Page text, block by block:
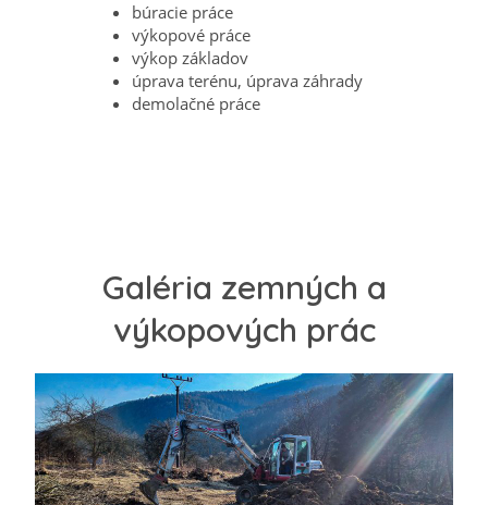
búracie práce
výkopové práce
výkop základov
úprava terénu, úprava záhrady
demolačné práce
Galéria zemných a
výkopových prác